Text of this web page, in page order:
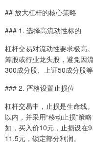
## 放大杠杆的核心策略
### 1. 选择高流动性标的
杠杆交易对流动性要求极高
筹股或行业龙头股，避免因
300成分股、上证50成分股
### 2. 严格设置止损位
杠杆交易中，止损是生命线
以内，并采用“移动止损”策
如，买入价10元，止损设在
11.5元，锁定部分利润。